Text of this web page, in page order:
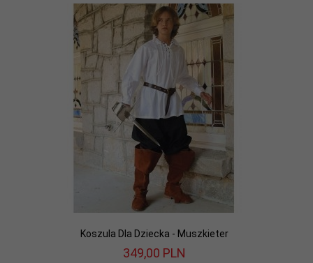
Koszula Dla Dziecka - Muszkieter
349,00 PLN